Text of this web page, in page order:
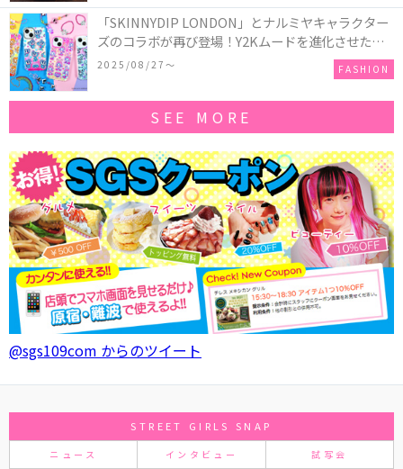
「SKINNYDIP LONDON」とナルミヤキャラクター
ズのコラボが再び登場！Y2Kムードを進化させた新
作コレクションを発売♪
2025/08/27〜 FASHION
SEE MORE
@sgs109com からのツイート
STREET GIRLS SNAP
ニュース インタビュー 試写会